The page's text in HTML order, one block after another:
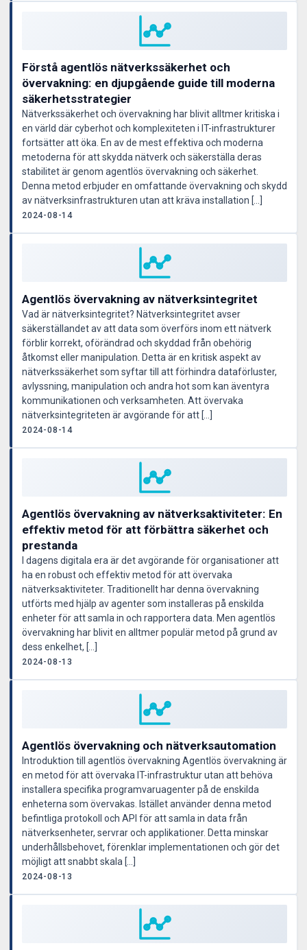
Förstå agentlös nätverkssäkerhet och
övervakning: en djupgående guide till moderna
säkerhetsstrategier
Nätverkssäkerhet och övervakning har blivit alltmer kritiska i
en värld där cyberhot och komplexiteten i IT-infrastrukturer
fortsätter att öka. En av de mest effektiva och moderna
metoderna för att skydda nätverk och säkerställa deras
stabilitet är genom agentlös övervakning och säkerhet.
Denna metod erbjuder en omfattande övervakning och skydd
av nätverksinfrastrukturen utan att kräva installation […]
2024-08-14
Agentlös övervakning av nätverksintegritet
Vad är nätverksintegritet? Nätverksintegritet avser
säkerställandet av att data som överförs inom ett nätverk
förblir korrekt, oförändrad och skyddad från obehörig
åtkomst eller manipulation. Detta är en kritisk aspekt av
nätverkssäkerhet som syftar till att förhindra dataförluster,
avlyssning, manipulation och andra hot som kan äventyra
kommunikationen och verksamheten. Att övervaka
nätverksintegriteten är avgörande för att […]
2024-08-14
Agentlös övervakning av nätverksaktiviteter: En
effektiv metod för att förbättra säkerhet och
prestanda
I dagens digitala era är det avgörande för organisationer att
ha en robust och effektiv metod för att övervaka
nätverksaktiviteter. Traditionellt har denna övervakning
utförts med hjälp av agenter som installeras på enskilda
enheter för att samla in och rapportera data. Men agentlös
övervakning har blivit en alltmer populär metod på grund av
dess enkelhet, […]
2024-08-13
Agentlös övervakning och nätverksautomation
Introduktion till agentlös övervakning Agentlös övervakning är
en metod för att övervaka IT-infrastruktur utan att behöva
installera specifika programvaruagenter på de enskilda
enheterna som övervakas. Istället använder denna metod
befintliga protokoll och API för att samla in data från
nätverksenheter, servrar och applikationer. Detta minskar
underhållsbehovet, förenklar implementationen och gör det
möjligt att snabbt skala […]
2024-08-13